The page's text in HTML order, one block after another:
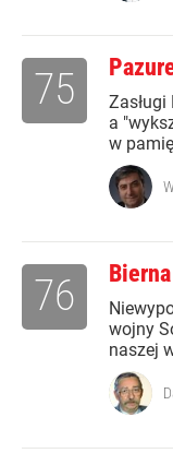
a
w
75
wojny
naszej
76